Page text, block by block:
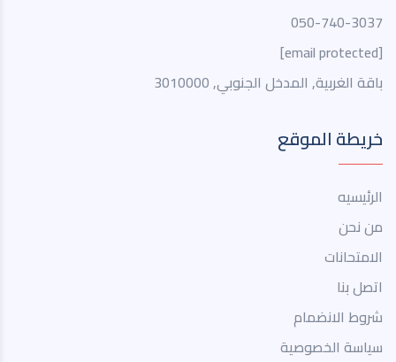
050-740-3037
[email protected]
باقة الغربية, المدخل الجنوبي, 3010000
خريطة الموقع
الرئيسيه
من نحن
الامتحانات
اتصل بنا
شروط الانضمام
سياسة الخصوصية